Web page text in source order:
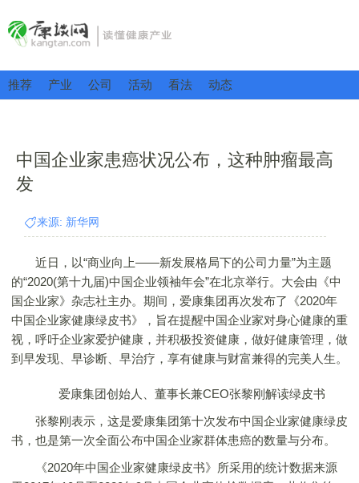
推荐 产业 公司 活动 看法 动态
中国企业家患癌状况公布，这种肿瘤最高
发
来源: 新华网
近日，以“商业向上——新发展格局下的公司力量”为主题
的“2020(第十九届)中国企业领袖年会”在北京举行。大会由《中
国企业家》杂志社主办。期间，爱康集团再次发布了《2020年
中国企业家健康绿皮书》，旨在提醒中国企业家对身心健康的重
视，呼吁企业家爱护健康，并积极投资健康，做好健康管理，做
到早发现、早诊断、早治疗，享有健康与财富兼得的完美人生。
爱康集团创始人、董事长兼CEO张黎刚解读绿皮书
张黎刚表示，这是爱康集团第十次发布中国企业家健康绿皮
书，也是第一次全面公布中国企业家群体患癌的数量与分布。
《2020年中国企业家健康绿皮书》所采用的统计数据来源